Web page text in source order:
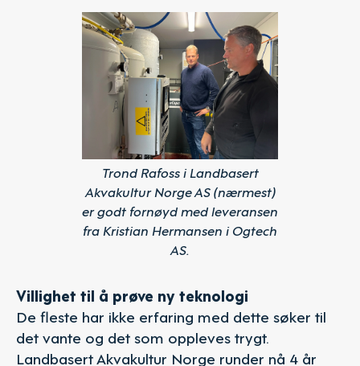
Trond Rafoss i Landbasert
Akvakultur Norge AS (nærmest)
er godt fornøyd med leveransen
fra Kristian Hermansen i Ogtech
AS.
Villighet til å prøve ny teknologi
De fleste har ikke erfaring med dette søker til
det vante og det som oppleves trygt.
Landbasert Akvakultur Norge runder nå 4 år